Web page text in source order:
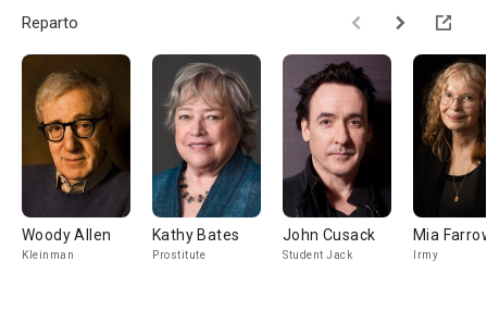
Reparto
Woody Allen
Kleinman
Kathy Bates
Prostitute
John Cusack
Student Jack
Mia
Irmy